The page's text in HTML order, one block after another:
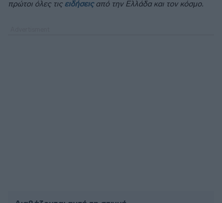
πρώτοι όλες τις ειδήσειςαπό την Ελλάδα και τον κόσμο.